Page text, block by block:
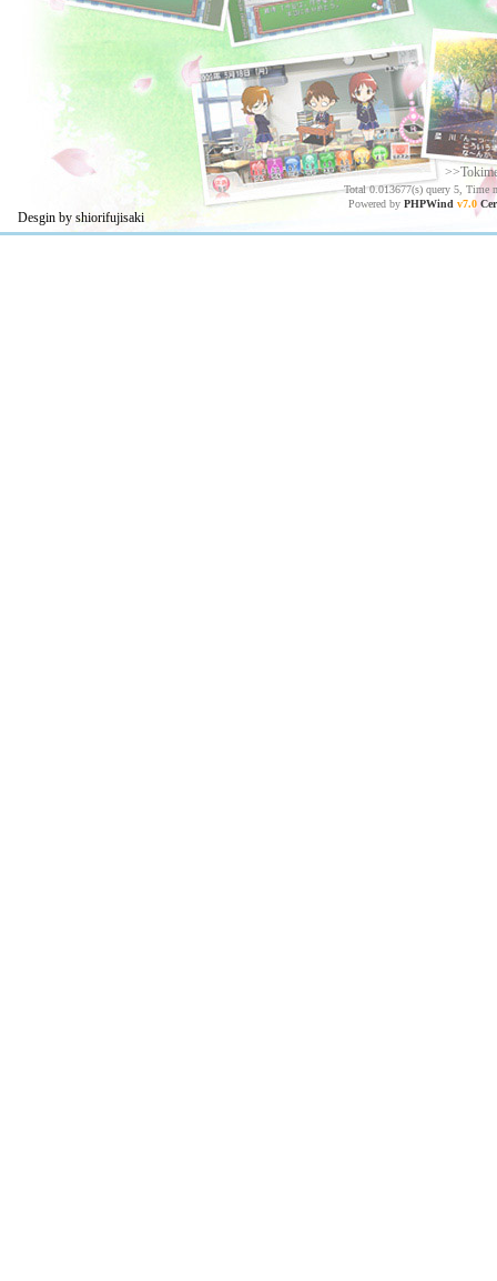
Total 0.013677(s) query 5, Time
Powered by PHPWind v7.0
Desgin by shiorifujisaki